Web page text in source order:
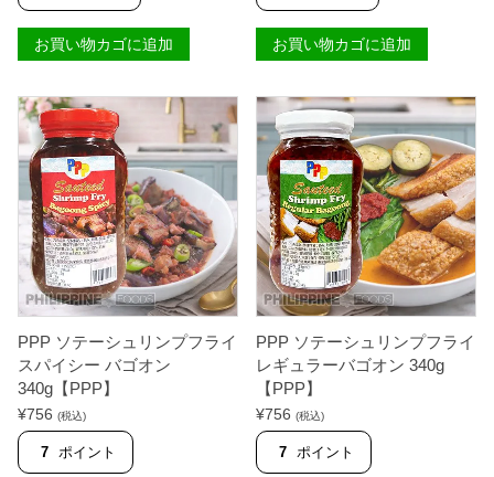
F
I
S
T
A
】
個
ィ
エ
タ
バ
ゴ
オ
ン
ヒ
ポ
ン
ス
パ
イ
シ
ー
2
5
g
お買い物カゴに追加
ィ
エ
タ
バ
ゴ
オ
ン
ヒ
ポ
ン
ス
ウ
ィ
ー
ト
2
5
お買い物カゴに追加
PPP ソテーシュリンプフライ
スパイシー バゴオン
340g【PPP】
¥756 (税込)
7 ポイント
PPP ソテーシュリンプフライ
レギュラーバゴオン 340g
【PPP】
¥756 (税込)
7 ポイント